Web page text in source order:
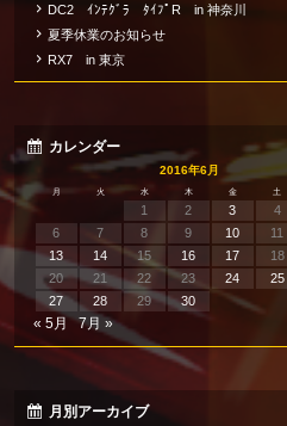
DC2 ｲﾝﾃｸﾞﾗ ﾀｲﾌﾟR in 神奈川
夏季休業のお知らせ
RX7 in 東京
カレンダー
2016年6月
月 火 水 木 金 土
1 2 3 4
6
7 8 9 10 11
13
14 15 16 17 18
20
21 22 23 24 25
27
28 29 30
« 5月 7月 »
月別アーカイブ